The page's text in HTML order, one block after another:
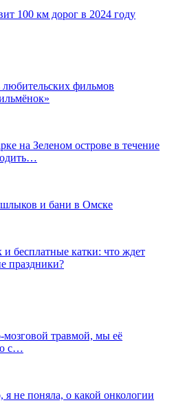
100 км дорог в 2024 году
фильмов
на Зеленом острове в течение
и бани в Омске
бесплатные катки: что ждет
праздники?
мозговой травмой, мы её
с…
не поняла, о какой онкологии